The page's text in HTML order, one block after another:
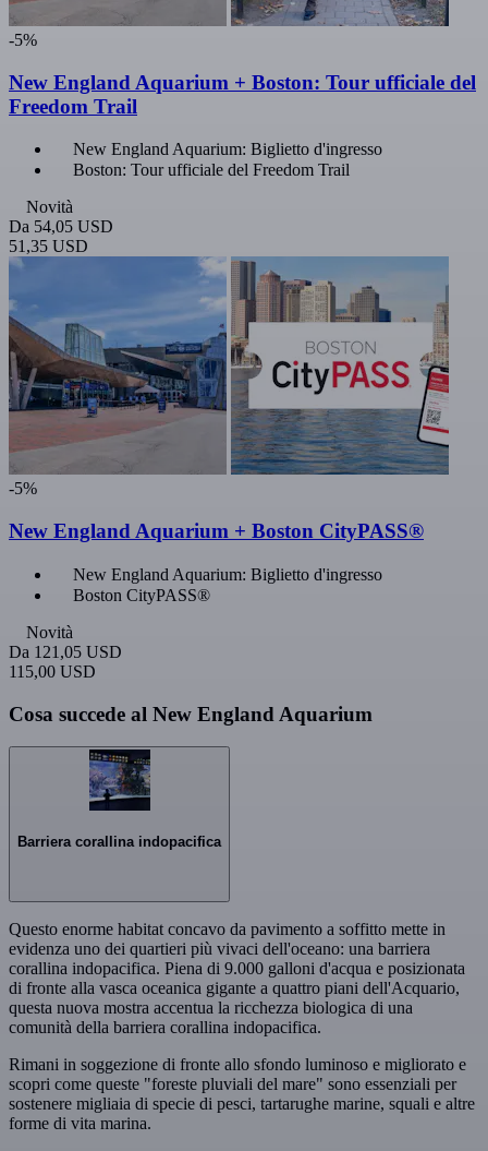
-5%
New England Aquarium + Boston: Tour ufficiale del
Freedom Trail
New England Aquarium: Biglietto d'ingresso
Boston: Tour ufficiale del Freedom Trail
Novità
Da 54,05 USD
51,35 USD
-5%
New England Aquarium + Boston CityPASS®
New England Aquarium: Biglietto d'ingresso
Boston CityPASS®
Novità
Da 121,05 USD
115,00 USD
Cosa succede al New England Aquarium
Barriera corallina indopacifica
Questo enorme habitat concavo da pavimento a soffitto mette in
evidenza uno dei quartieri più vivaci dell'oceano: una barriera
corallina indopacifica. Piena di 9.000 galloni d'acqua e posizionata
di fronte alla vasca oceanica gigante a quattro piani dell'Acquario,
questa nuova mostra accentua la ricchezza biologica di una
comunità della barriera corallina indopacifica.
Rimani in soggezione di fronte allo sfondo luminoso e migliorato e
scopri come queste "foreste pluviali del mare" sono essenziali per
sostenere migliaia di specie di pesci, tartarughe marine, squali e altre
forme di vita marina.